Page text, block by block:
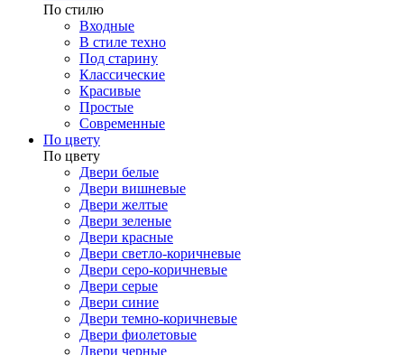
По стилю
Входные
В стиле техно
Под старину
Классические
Красивые
Простые
Современные
По цвету
По цвету
Двери белые
Двери вишневые
Двери желтые
Двери зеленые
Двери красные
Двери светло-коричневые
Двери серо-коричневые
Двери серые
Двери синие
Двери темно-коричневые
Двери фиолетовые
Двери черные